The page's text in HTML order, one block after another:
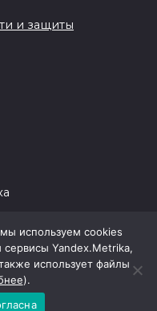
и защиты
используем cookies
Yandex.Metrika,
использует файлы
).